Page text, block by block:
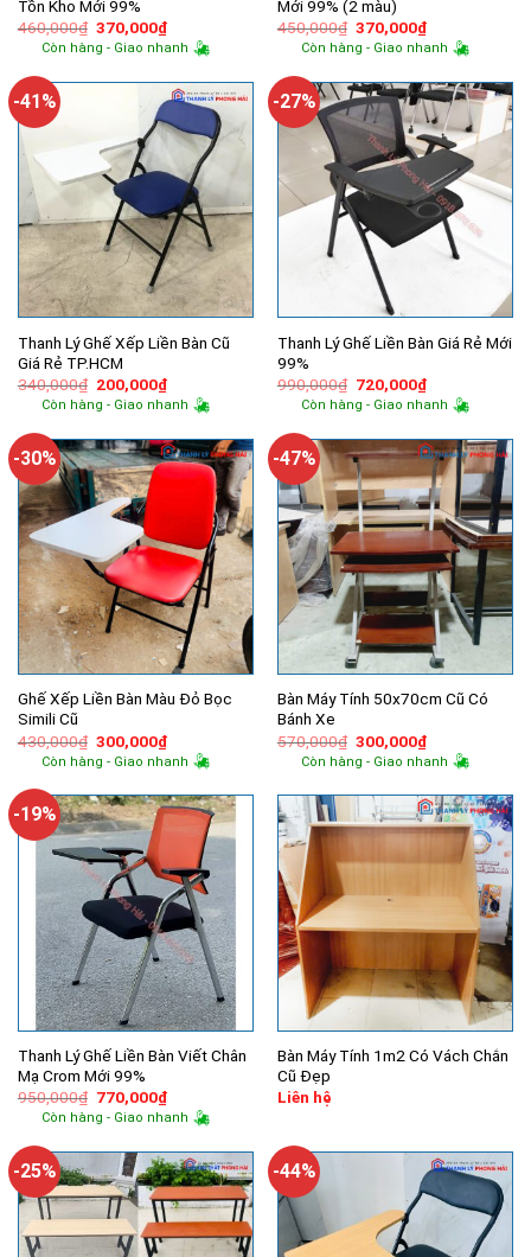
Tồn Kho Mới 99%
460,000₫ Giá
gốc
là:
370,000₫Giá
hiện
tại
370,000₫.
Còn hàng - Giao nhanh
Mới 99% (2 màu)
450,000₫ Giá
gốc
là:
370,000₫Giá
hiện
tại
370,000₫.
Còn hàng - Giao nhanh
-41%
Thanh Lý Ghế Xếp Liền Bàn Cũ
Giá Rẻ TP.HCM
340,000₫ Giá
gốc
là:
200,000₫Giá
hiện
tại
200,000₫.
Còn hàng - Giao nhanh
-27%
Thanh Lý Ghế Liền Bàn Giá Rẻ Mới
99%
990,000₫ Giá
gốc
là:
720,000₫Giá
hiện
tại
720,000₫.
Còn hàng - Giao nhanh
-30%
Ghế Xếp Liền Bàn Màu Đỏ Bọc
Simili Cũ
430,000₫ Giá
gốc
là:
300,000₫Giá
hiện
tại
300,000₫.
Còn hàng - Giao nhanh
-47%
Bàn Máy Tính 50x70cm Cũ Có
Bánh Xe
570,000₫ Giá
gốc
là:
300,000₫Giá
hiện
tại
300,000₫.
Còn hàng - Giao nhanh
-19%
Thanh Lý Ghế Liền Bàn Viết Chân
Mạ Crom Mới 99%
950,000₫ Giá
gốc
là:
770,000₫Giá
hiện
tại
770,000₫.
Còn hàng - Giao nhanh
Bàn Máy Tính 1m2 Có Vách Chắn
Cũ Đẹp
Liên hệ
-25% -44%